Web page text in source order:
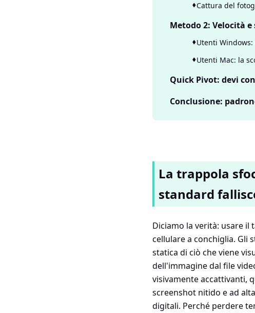
Cattura del
Metodo 2: Velocità
Utenti
Utenti Mac: la
Quick Pivot: devi
Conclusione:
La trappola
standard
Diciamo la verità: usare
cellulare a conchiglia.
statica di ciò che viene
dell'immagine dal file
visivamente accattivanti,
screenshot nitido e ad
digitali. Perché perdere